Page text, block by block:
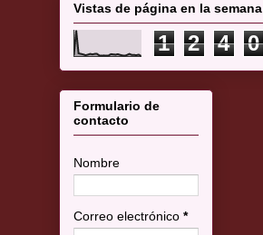
Vistas de página en la semana
1 2 4 0
Formulario de
contacto
Nombre
Correo electrónico *